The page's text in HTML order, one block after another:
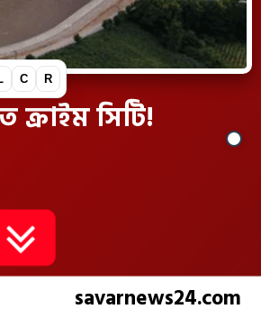
সিটি!
savarnews24.com
C R